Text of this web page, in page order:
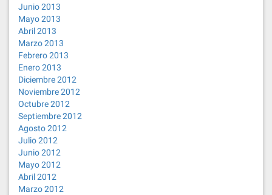
Junio 2013
Mayo 2013
Abril 2013
Marzo 2013
Febrero 2013
Enero 2013
Diciembre 2012
Noviembre 2012
Octubre 2012
Septiembre 2012
Agosto 2012
Julio 2012
Junio 2012
Mayo 2012
Abril 2012
Marzo 2012